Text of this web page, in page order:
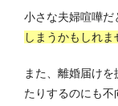
小さな夫婦喧嘩だ
しまうかもしれま
また、離婚届け
たりするのにも不